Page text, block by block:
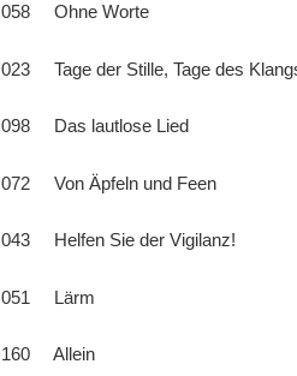
058 Ohne Worte
023 Tage der Stille, Tage des
098 Das lautlose Lied
072 Von Äpfeln und Feen
043 Helfen Sie der Vigilanz!
051 Lärm
160 Allein